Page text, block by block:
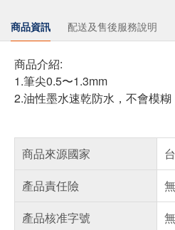
商品資訊 配送及售後服務說明
商品介紹:
1.筆尖0.5〜1.3mm
2.油性墨水速乾防水，不會模糊
商品來源國家
產品責任險
無
產品核准字號
無